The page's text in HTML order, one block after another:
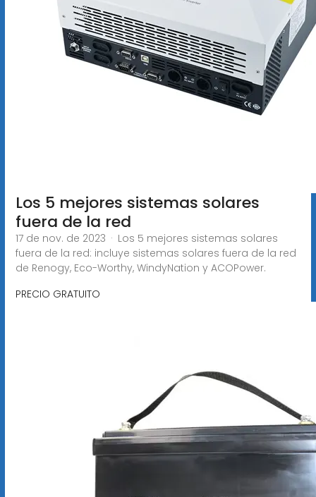
Los 5 mejores sistemas solares
fuera de la red
17 de nov. de 2023 · Los 5 mejores sistemas solares
fuera de la red: incluye sistemas solares fuera de la red
de Renogy, Eco-Worthy, WindyNation y ACOPower.
PRECIO GRATUITO